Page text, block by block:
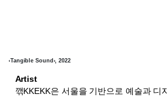
‹Tangible Sound›, 2022
Artist
깪KKEKK은 서울을 기반으로 예술과 디